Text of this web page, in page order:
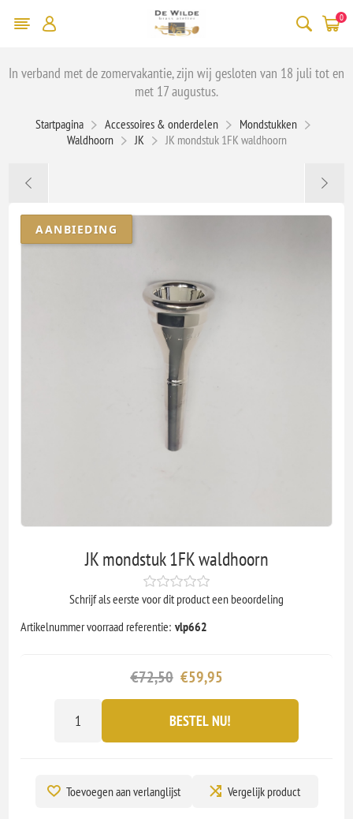
0
In verband met de zomervakantie, zijn wij gesloten van 18 juli tot en
met 17 augustus.
Startpagina Accessoires & onderdelen
Mondstukken
Waldhoorn
JK JK mondstuk 1FK waldhoorn
AANBIEDING
JK mondstuk 1FK waldhoorn
Schrijf als eerste voor dit product een beoordeling
Artikelnummer voorraad referentie: vlp662
€72,50 €59,95
BESTEL NU!
Toevoegen aan verlanglijst Vergelijk product